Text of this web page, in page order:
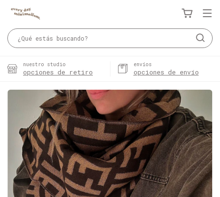
nuestro studio
opciones de retiro
envíos
opciones de envío